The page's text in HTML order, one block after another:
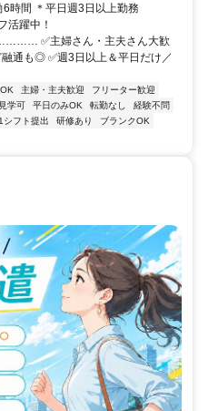
時間 ＊平日週3日以上勤務
活躍中！
主婦さん・主夫さん大歓
通も◎ ✅週3日以上＆平日だけ／
主婦・主夫歓迎
フリーター歓迎
学可 平日のみOK 転勤なし
経験不問
シフト提出 研修あり
ブランクOK